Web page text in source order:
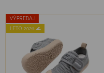
VÝPREDAJ
LETO 2026 🌊